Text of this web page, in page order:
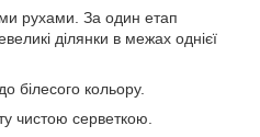
рухами. За один етап
ділянки в межах однієї
білесого кольору.
чистою серветкою.